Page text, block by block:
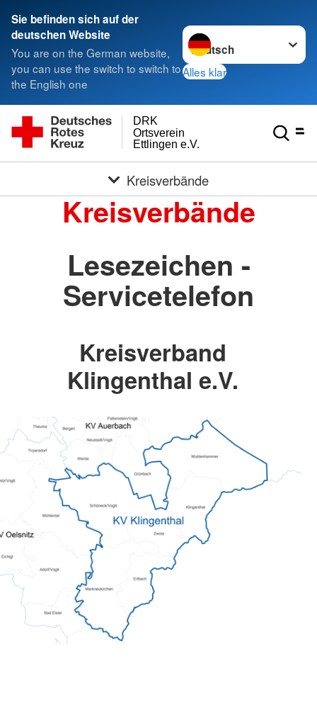
Sie befinden sich auf der
deutschen Website
You are on the German website,
you can use the switch to switch to
the English one
Sprache wechseln zu
Alles klar
Ettlingen e.V.
Ortsverein
DRK
Kreisverbände
Kreisverbände
Lesezeichen -
Servicetelefon
Kreisverband
Klingenthal e.V.